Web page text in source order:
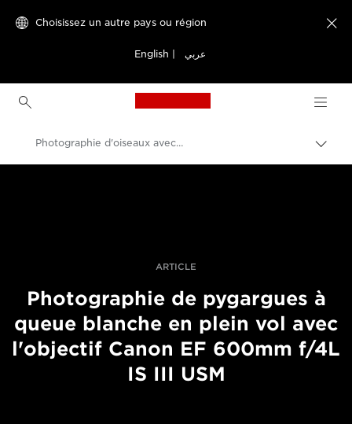
Choisissez un autre pays ou région
English عربي

Canon Logo, back to
entre
Photographie d'oiseaux avec l'objectif Canon EF 600mm f/4L IS III USM
ARTICLE
Photographie de pygargues à
queue blanche en plein vol avec
l'objectif Canon EF 600mm f/4L
IS III USM